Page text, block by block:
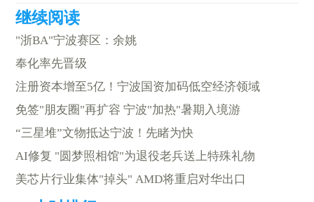
"浙BA"宁波赛区：余姚
奉化率先晋级
注册资本增至5亿！宁波国资加码低空经济领域
免签"朋友圈"再扩容 宁波"加热"暑期入境游
“三星堆”文物抵达宁波！先睹为快
AI修复 "圆梦照相馆"为退役老兵送上特殊礼物
美芯片行业集体"掉头" AMD将重启对华出口